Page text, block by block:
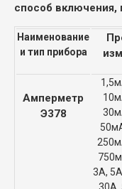
способ
Наименование
и тип прибора
Амперметр
Э378
3А,
30А,